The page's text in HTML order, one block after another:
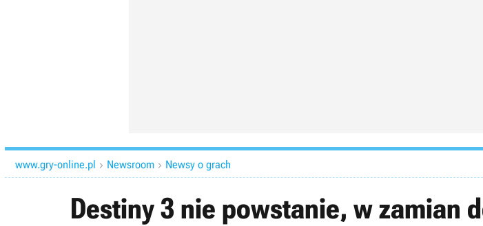
www.gry-online.pl  Newsroom  Newsy o grach
Destiny 3 nie powstanie, w zamian